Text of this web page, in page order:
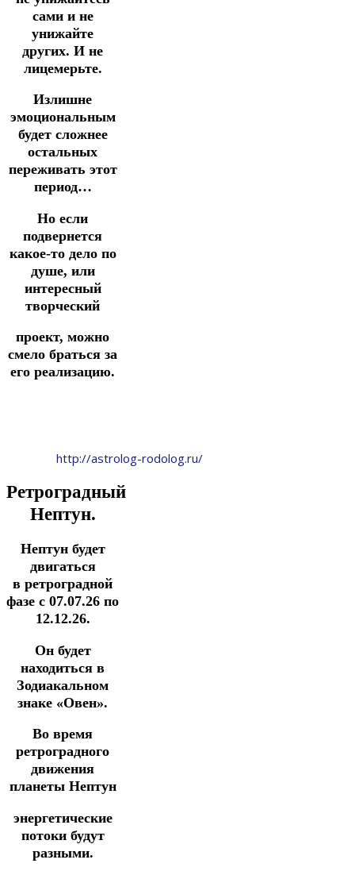
сами и не
унижайте
других. И не
лицемерьте.
Излишне
эмоциональным
будет сложнее
остальных
переживать этот
период…
Но если
подвернется
какое-то дело по
душе, или
интересный
творческий
проект, можно
смело браться за
его реализацию.
http://astrolog-rodolog.ru/
Ретроградный
Нептун.
Нептун будет
двигаться
в ретроградной
фазе с 07.07.26 по
12.12.26.
Он будет
находиться в
Зодиакальном
знаке «Овен».
Во время
ретроградного
движения
планеты Нептун
энергетические
потоки будут
разными.